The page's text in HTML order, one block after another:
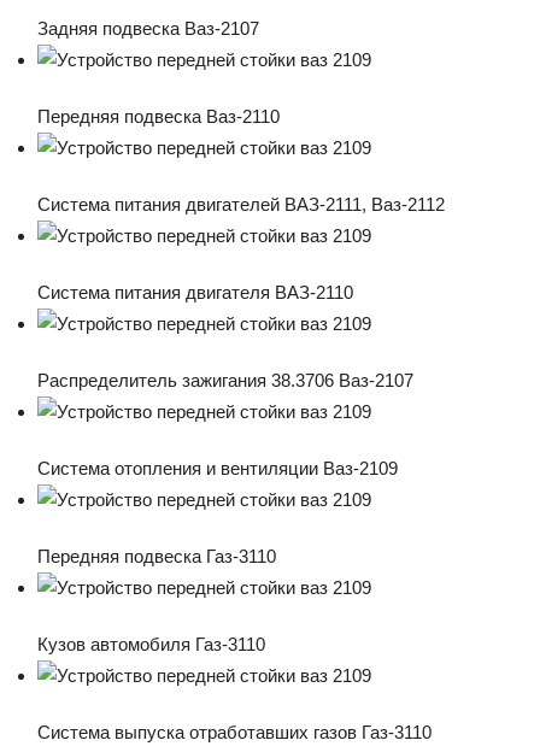
Задняя подвеска Ваз-2107
Передняя подвеска Ваз-2110
Система питания двигателей ВАЗ-2111, Ваз-2112
Система питания двигателя ВАЗ-2110
Распределитель зажигания 38.3706 Ваз-2107
Система отопления и вентиляции Ваз-2109
Передняя подвеска Газ-3110
Кузов автомобиля Газ-3110
Система выпуска отработавших газов Газ-3110